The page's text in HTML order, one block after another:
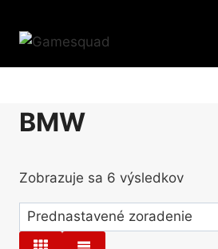
BMW
Zobrazuje sa 6 výsledkov